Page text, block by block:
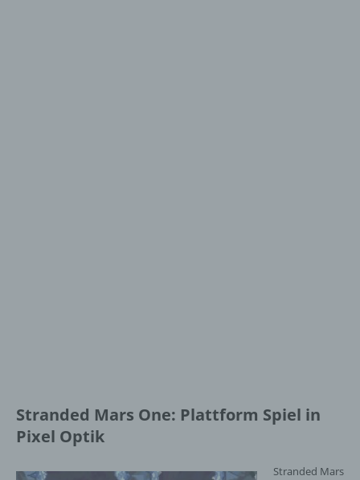
Stranded Mars One: Plattform Spiel in
Pixel Optik
Stranded Mars